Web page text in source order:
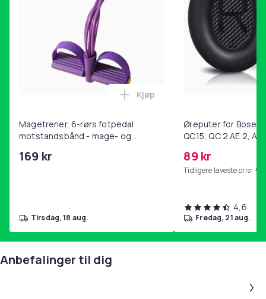
Magetrener, 6-rørs fotpedal
motstandsbånd - mage- og
hjemmegymnastikk Purple
169 kr
Legg Magetrener, 6-rørs
Kjøp
tirsdag, 18 aug.
Øreputer for Bose
QC15, QC 2 AE 2, AE
89 kr
Tidligere laveste pris: 99
4,6
fredag, 21 aug.
Anbefalinger til dig